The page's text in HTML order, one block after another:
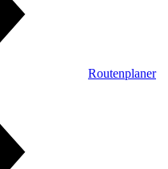
Routenplaner